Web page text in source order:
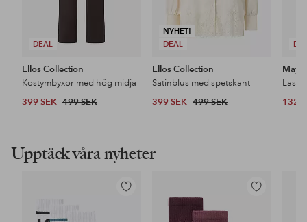
DEAL
Ellos Collection
Kostymbyxor med hög midja
399 SEK 499 SEK
NYHET!
DEAL
Ellos Collection
Satinblus med spetskant
399 SEK 499 SEK 132
Upptäck våra nyheter
Lägg
Lägg